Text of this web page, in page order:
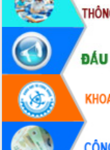
Ứng dụng sinh trắc học - Bước tiến
trong hành trình chuyển đổi số tại Đắk
Lắk
Đắk Lắk nâng cao hiệu quả công tác
Đảng từ Sổ tay đảng viên điện tử
Đắk Lắk đẩy mạnh nuôi biển công
nghệ, hướng tới phát triển thủy sản
bền vững
Tập huấn nâng cao năng lực triển khai
chuyển đổi số cho cán bộ, công chức
cấp xã
Đắk Lắk phát động hưởng ứng Ngày
Quyền của người tiêu dùng Việt Nam
2026